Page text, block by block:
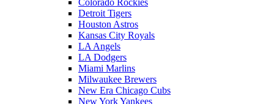
Colorado Rockies
Detroit Tigers
Houston Astros
Kansas City Royals
LA Angels
LA Dodgers
Miami Marlins
Milwaukee Brewers
New Era Chicago Cubs
New York Yankees